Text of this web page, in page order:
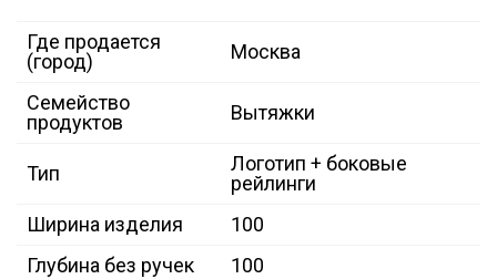
Где продается
(город)
Москва
Семейство
продуктов
Вытяжки
Тип
Логотип + боковые
рейлинги
Ширина изделия
100
Глубина без ручек
100